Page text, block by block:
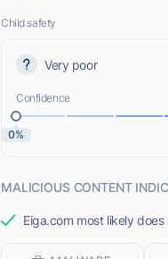
Child safety
Very poor
Confidence
0%
MALICIOUS CONTENT
Eiga.com most likely